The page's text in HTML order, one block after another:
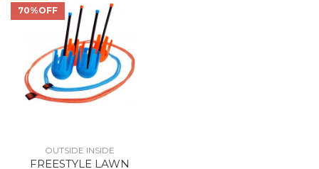
70%OFF
OUTSIDE INSIDE
FREESTYLE LAWN